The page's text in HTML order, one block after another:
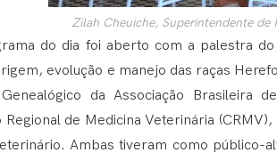
Zilah Cheuiche, Superintendente de
do dia foi aberto com a palestra
evolução e manejo das raças
Genealógico da Associação Brasileira
Regional de Medicina Veterinária
Ambas tiveram como público-